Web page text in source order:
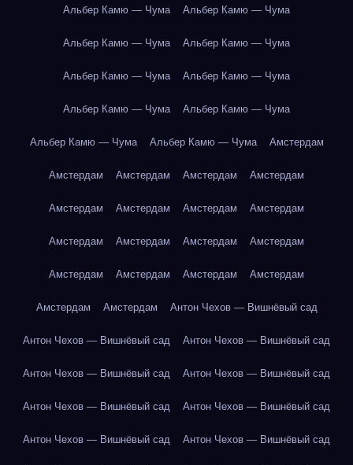
Альбер Камю — Чума Альбер Камю — Чума
Альбер Камю — Чума Альбер Камю — Чума
Альбер Камю — Чума Альбер Камю — Чума
Альбер Камю — Чума Альбер Камю — Чума
Альбер Камю — Чума Альбер Камю — Чума Амстердам
Амстердам Амстердам Амстердам Амстердам
Амстердам Амстердам Амстердам Амстердам
Амстердам Амстердам Амстердам Амстердам
Амстердам Амстердам Амстердам Амстердам
Амстердам Амстердам Антон Чехов — Вишнёвый сад
Антон Чехов — Вишнёвый сад Антон Чехов — Вишнёвый сад
Антон Чехов — Вишнёвый сад Антон Чехов — Вишнёвый сад
Антон Чехов — Вишнёвый сад Антон Чехов — Вишнёвый сад
Антон Чехов — Вишнёвый сад Антон Чехов — Вишнёвый сад